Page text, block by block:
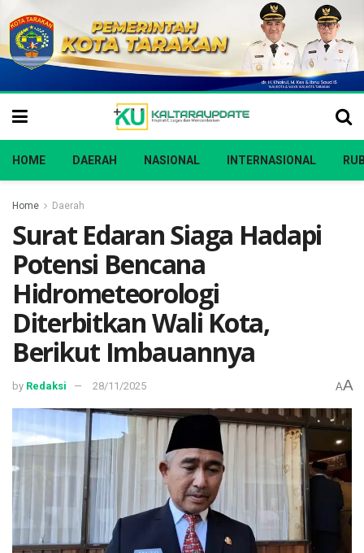
HOME DAERAH NASIONAL INTERNASIONAL
Home Daerah
Surat Edaran Siaga Hadapi
Potensi Bencana
Hidrometeorologi
Diterbitkan Wali Kota,
Berikut Imbauannya
by Redaksi 28/11/2025 AA